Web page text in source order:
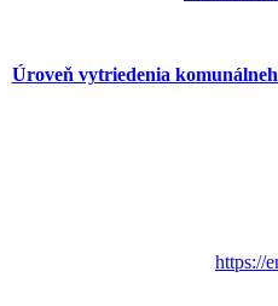
Úroveň vytriedenia
https://